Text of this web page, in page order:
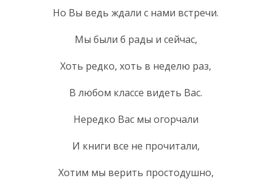
Но Вы ведь ждали с нами встречи.
Мы были б рады и сейчас,
Хоть редко, хоть в неделю раз,
В любом классе видеть Вас.
Нередко Вас мы огорчали
И книги все не прочитали,
Хотим мы верить простодушно,